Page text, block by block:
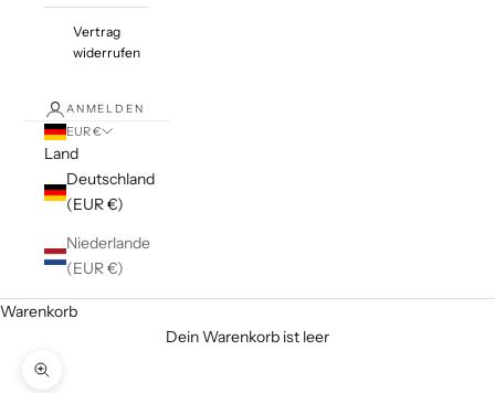
Vertrag
widerrufen
ANMELDEN
EUR €
Land
Deutschland
(EUR €)
Niederlande
(EUR €)
Warenkorb
Dein Warenkorb ist leer
Bild vergrößern